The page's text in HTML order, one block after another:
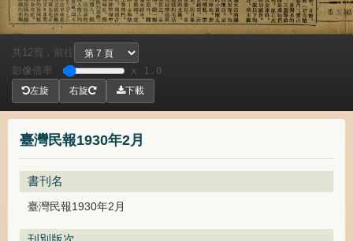
臺灣民報1930年2月
書刊名
臺灣民報1930年2月
共 12頁，
前往
影像倍率
x 1.0
左旋 右旋 下載